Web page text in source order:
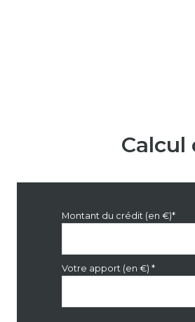
dressing
Dégagement
Calcul
Montant du crédit (en €)*
Votre apport (en €) *